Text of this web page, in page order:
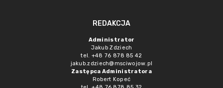
REDAKCJA
Administrator
Jakub Zdziech
tel. +48 76 878 85 42
jakub.zdziech@msciwojow.pl
Zastępca Administratora
Robert Kopeć